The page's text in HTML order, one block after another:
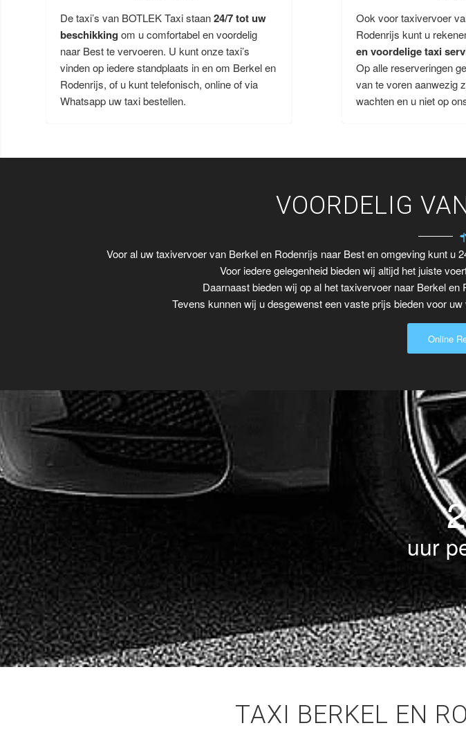
De taxi’s van BOTLEK Taxi staan24/7 tot uw
beschikking om u comfortabel en voordelig
naar Best te vervoeren. U kunt onze taxi’s
vinden op iedere standplaats in en om Berkel en
Rodenrijs, of u kunt telefonisch, online of via
Whatsapp uw taxi bestellen.
Ook voor taxivervoer
Rodenrijs kunt u
en voordelige taxi
Op alle reserveringen
van te voren aanwezig
wachten en u niet op
VOORDELIG
Voor al uw taxivervoer van Berkel en Rodenrijs naar Best en omgeving kunt u
Voor iedere gelegenheid bieden wij altijd het juiste
Daarnaast bieden wij op al het taxivervoer naar Berkel
Tevens kunnen wij u desgewenst een vaste prijs bieden voor
Online
uur
TAXI BERKEL EN